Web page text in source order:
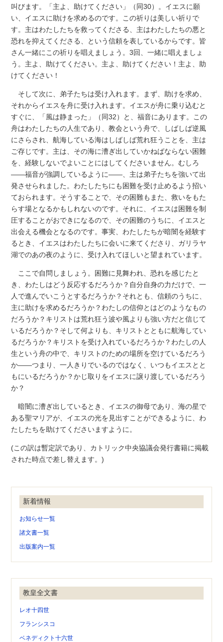
叫びます。「主よ、助けてください」（同30）。イエスに願
い、イエスに助けを求めるのです。この祈りは美しい祈りで
す。主はわたしたちを救ってくださる、主はわたしたちの悪と
恐れを抑えてくださる、という信頼を表しているからです。皆
さん一緒にこの祈りを唱えましょう。3回、一緒に唱えましょ
う。主よ、助けてください。主よ、助けてください！主よ、助
けてください！
そして次に、弟子たちは受け入れます。まず、助けを求め、
それからイエスを舟に受け入れます。イエスが舟に乗り込むと
すぐに、「風は静まった」（同32）と、福音にあります。この
舟はわたしたちの人生であり、教会という舟で、しばしば逆風
にさらされ、航海している海はしばしば荒れ狂うことを、主は
ご存じです。主は、その海に漕ぎ出していかねばならない困難
を、経験しないでよいことにはしてくださいません。むしろ
――福音が強調しているように――、主は弟子たちを強いて出
発させられました。わたしたちにも困難を受け止めるよう招い
ておられます。そうすることで、その困難もまた、救いをもた
らす場となるかもしれないのです。それに、イエスは困難を制
圧することがおできになるので、その困難のうちに、イエスと
出会える機会となるのです。事実、わたしたちが暗闇を経験す
るとき、イエスはわたしたちに会いに来てくださり、ガリラヤ
湖でのあの夜のように、受け入れてほしいと望まれています。
ここで自問しましょう。困難に見舞われ、恐れを感じたと
き、わたしはどう反応するだろうか？自分自身の力だけで、一
人で進んでいこうとするだろうか？それとも、信頼のうちに、
主に助けを求めるだろうか？わたしの信仰とはどのようなもの
だろうか？キリストは荒れ狂う波や風よりも強い方だと信じて
いるだろうか？そして何よりも、キリストとともに航海してい
るだろうか？キリストを受け入れているだろうか？わたしの人
生という舟の中で、キリストのための場所を空けているだろう
か――つまり、一人きりでいるのではなく、いつもイエスとと
もにいるだろうか？かじ取りをイエスに譲り渡しているだろう
か？
暗闇に漕ぎ出しているとき、イエスの御母であり、海の星で
ある聖マリアが、イエスの光を見出すことができるように、わ
たしたちを助けてくださいますように。
(この訳は暫定訳であり、カトリック中央協議会発行書籍に掲載
された時点で差し替えます。)
新着情報
お知らせ一覧
諸文書一覧
出版案内一覧
教皇全文書
レオ十四世
フランシスコ
ベネディクト十六世